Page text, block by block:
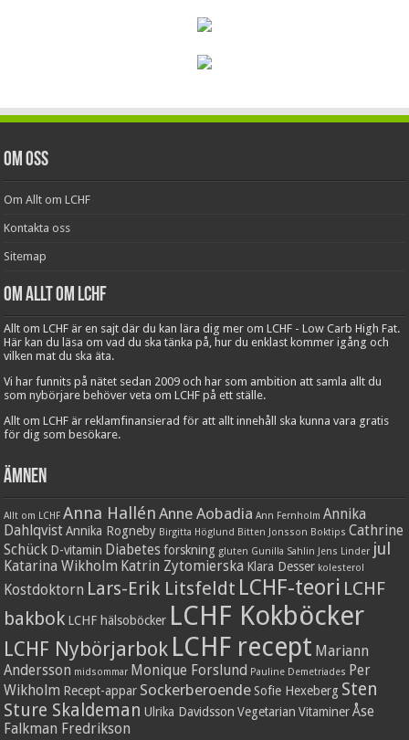
Om oss
Om Allt om LCHF
Kontakta oss
Sitemap
Om Allt om LCHF
Allt om LCHF är en sajt där du kan lära dig mer om LCHF - Low Carb High Fat.
Här kan du läsa om vad du ska tänka på, hur du enklast kommer igång och
vilken mat du ska äta.
Vi har funnits på nätet sedan 2009 och har som ambition att samla allt du
som nybörjare behöver veta om LCHF på ett ställe.
Allt om LCHF är reklamfinansierad för att allt innehåll ska kunna vara gratis
för dig som besökare.
Ämnen
Allt om LCHF Anna Hallén Anne Aobadia Ann Fernholm Annika
Dahlqvist Annika Rogneby Birgitta Höglund Bitten Jonsson Boktips Cathrine
Schück D-vitamin Diabetes forskning gluten Gunilla Sahlin Jens Linder jul
Katarina Wikholm Katrin Zytomierska Klara Desser kolesterol
Kostdoktorn Lars-Erik Litsfeldt LCHF-teori LCHF
bakbok LCHF hälsoböcker LCHF Kokböcker
LCHF Nybörjarbok LCHF recept Mariann
Andersson midsommar Monique Forslund Pauline Demetriades Per
Wikholm Recept-appar Sockerberoende Sofie Hexeberg Sten
Sture Skaldeman Ulrika Davidsson Vegetarian Vitaminer Åse
Falkman Fredrikson